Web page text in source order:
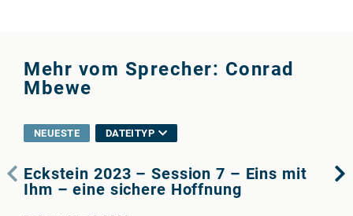
Mehr vom Sprecher: Conrad
Mbewe
NEUESTE DATEITYP
Eckstein 2023 – Session 7 – Eins mit
Ihm – eine sichere Hoffnung